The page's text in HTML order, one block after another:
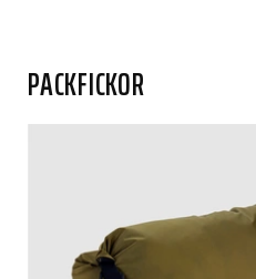
PACKFICKOR